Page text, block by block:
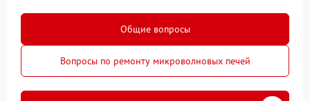
Общие вопросы
Вопросы по ремонту микроволновых печей